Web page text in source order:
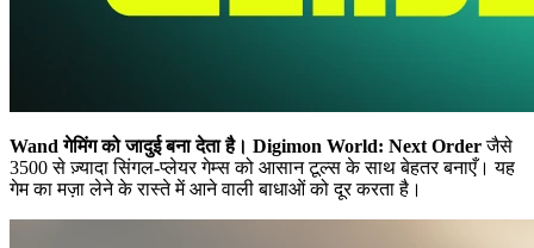
Wand गेमिंग को जादुई बना देता है। Digimon World: Next Orderजैसे
3500 से ज़्यादा सिंगल-प्लेयर गेम्स को आसान टूल्स के साथ बेहतर बनाएँ। यह
गेम का मज़ा लेने के रास्ते में आने वाली बाधाओं को दूर करता है।